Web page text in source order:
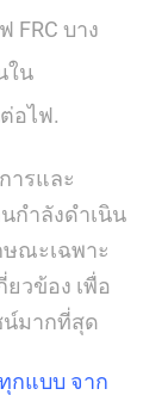
FRC บาง
ใน
อไฟ.
ารและ
กำลังดำเนิน
ณะเฉพาะ
ยวข้อง เพื่อ
น์มากที่สุด
กแบบ จาก